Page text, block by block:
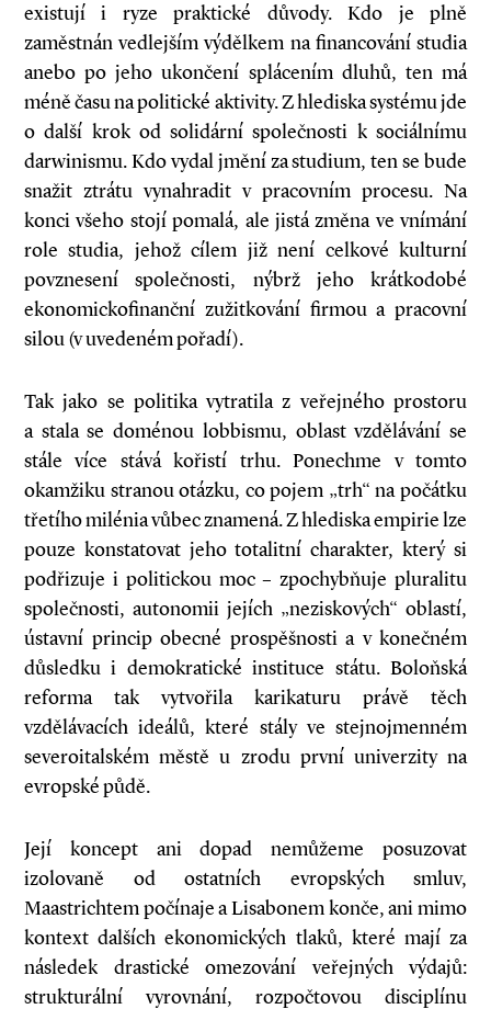
existují i ryze praktické důvody. Kdo je plně
zaměstnán vedlejším výdělkem na financování studia
anebo po jeho ukončení splácením dluhů, ten má
méně času na politické aktivity. Z hlediska systému jde
o další krok od solidární společnosti k sociálnímu
darwinismu. Kdo vydal jmění za studium, ten se bude
snažit ztrátu vynahradit v pracovním procesu. Na
konci všeho stojí pomalá, ale jistá změna ve vnímání
role studia, jehož cílem již není celkové kulturní
povznesení společnosti, nýbrž jeho krátkodobé
ekonomicko­finanční zužitkování firmou a pracovní
silou (v uvedeném pořadí).
Tak jako se politika vytratila z veřejného prostoru
a stala se doménou lobbismu, oblast vzdělávání se
stále více stává kořistí trhu. Ponechme v tomto
okamžiku stranou otázku, co pojem „trh“ na počátku
třetího milénia vůbec znamená. Z hlediska empirie lze
pouze konstatovat jeho totalitní charakter, který si
podřizuje i politickou moc – zpochybňuje pluralitu
společnosti, autonomii jejích „neziskových“ oblastí,
ústavní princip obecné prospěšnosti a v konečném
důsledku i demokratické instituce státu. Boloňská
reforma tak vytvořila karikaturu právě těch
vzdělávacích ideálů, které stály ve stejnojmenném
severoitalském městě u zrodu první univerzity na
evropské půdě.
Její koncept ani dopad nemůžeme posuzovat
izolovaně od ostatních evropských smluv,
Maastrichtem počínaje a Lisabonem konče, ani mimo
kontext dalších ekonomických tlaků, které mají za
následek drastické omezování veřejných výdajů:
strukturální vyrovnání, rozpočtovou disciplínu